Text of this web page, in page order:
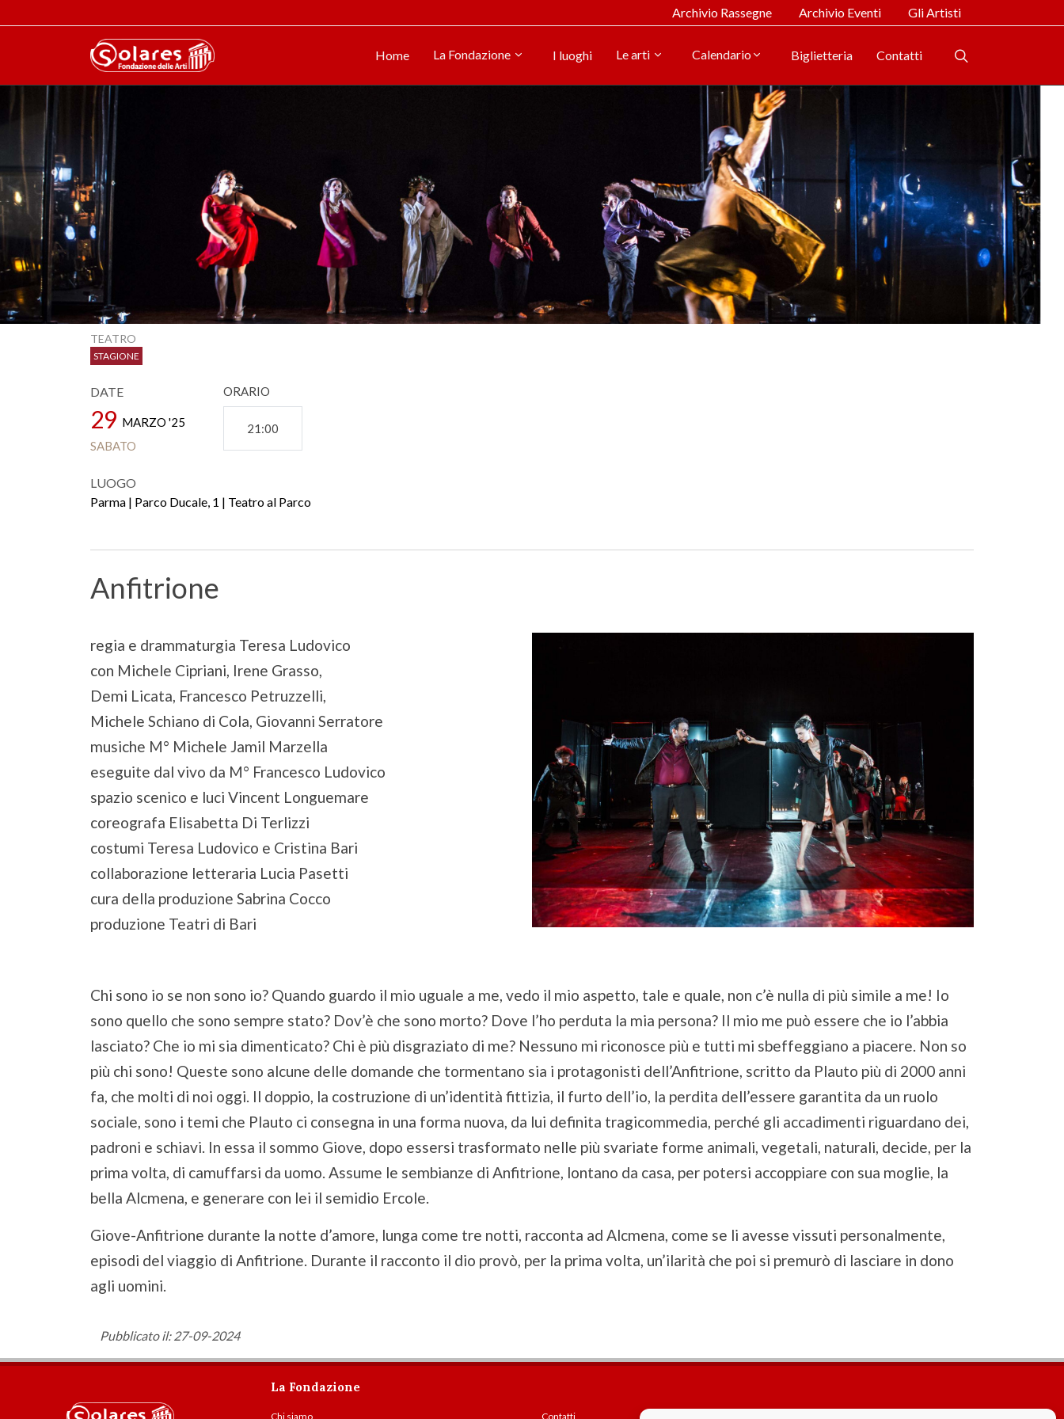
Archivio Rassegne Archivio Eventi Gli Artisti
Home La Fondazione I luoghi Le arti Calendario Biglietteria Contatti
TEATRO
STAGIONE
DATE
29 MARZO '25
SABATO
LUOGO
Parma | Parco Ducale, 1 | Teatro al Parco
ORARIO
21:00
Anfitrione
regia e drammaturgia Teresa Ludovico
con Michele Cipriani, Irene Grasso,
Demi Licata, Francesco Petruzzelli,
Michele Schiano di Cola, Giovanni Serratore
musiche M° Michele Jamil Marzella
eseguite dal vivo da M° Francesco Ludovico
spazio scenico e luci Vincent Longuemare
coreografa Elisabetta Di Terlizzi
costumi Teresa Ludovico e Cristina Bari
collaborazione letteraria Lucia Pasetti
cura della produzione Sabrina Cocco
produzione Teatri di Bari
Chi sono io se non sono io? Quando guardo il mio uguale a me, vedo il mio aspetto, tale e quale, non c’è nulla di più simile a me! Io
sono quello che sono sempre stato? Dov’è che sono morto? Dove l’ho perduta la mia persona? Il mio me può essere che io l’abbia
lasciato? Che io mi sia dimenticato? Chi è più disgraziato di me? Nessuno mi riconosce più e tutti mi sbeffeggiano a piacere. Non so
più chi sono! Queste sono alcune delle domande che tormentano sia i protagonisti dell’Anfitrione, scritto da Plauto più di 2000 anni
fa, che molti di noi oggi. Il doppio, la costruzione di un’identità fittizia, il furto dell’io, la perdita dell’essere garantita da un ruolo
sociale, sono i temi che Plauto ci consegna in una forma nuova, da lui definita tragicommedia, perché gli accadimenti riguardano dei,
padroni e schiavi. In essa il sommo Giove, dopo essersi trasformato nelle più svariate forme animali, vegetali, naturali, decide, per la
prima volta, di camuffarsi da uomo. Assume le sembianze di Anfitrione, lontano da casa, per potersi accoppiare con sua moglie, la
bella Alcmena, e generare con lei il semidio Ercole.
Giove-Anfitrione durante la notte d’amore, lunga come tre notti, racconta ad Alcmena, come se li avesse vissuti personalmente,
episodi del viaggio di Anfitrione. Durante il racconto il dio provò, per la prima volta, un’ilarità che poi si premurò di lasciare in dono
agli uomini.
Pubblicato il: 27-09-2024
La Fondazione
Chi siamo Contatti